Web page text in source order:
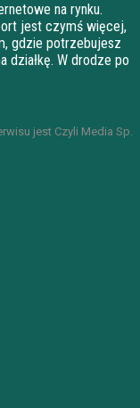
na rynku.
jest czymś więcej,
gdzie potrzebujesz
działkę. W drodze po
jest Czyli Media Sp.